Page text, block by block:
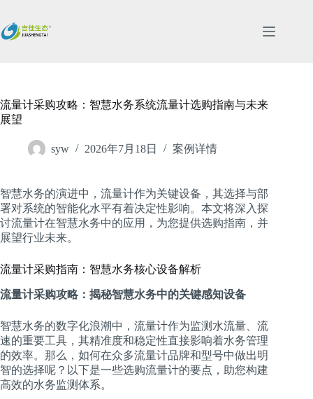
内
流量计采购攻略：智慧水务系统流量计选购指南与未来
展望
syw 2026年7月18日 案例详情
智慧水务的演进中，流量计作为关键设备，其选择与部
署对系统的智能化水平有着决定性影响。本文将深入探
讨流量计在智慧水务中的应用，为您提供选购指南，并
展望行业未来。
流量计采购指南：智慧水务核心设备解析
流量计采购攻略：揭秘智慧水务中的关键感知设备
智慧水务的数字化浪潮中，流量计作为监测水流量、流
速的重要工具，其精准度和稳定性直接影响着水务管理
的效率。那么，如何在众多流量计品牌和型号中做出明
智的选择呢？以下是一些选购流量计的要点，助您构建
高效的水务监测体系。